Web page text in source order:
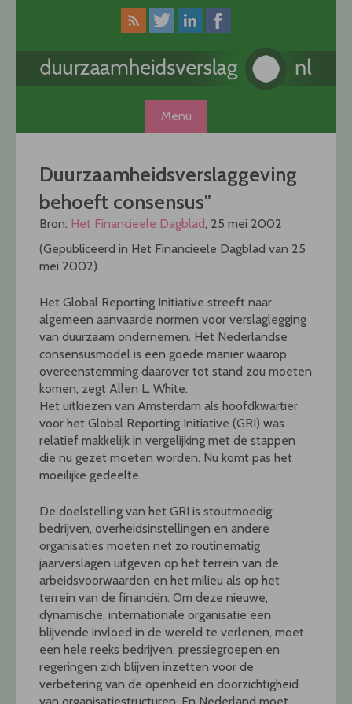
Menu
Duurzaamheidsverslaggeving
behoeft consensus"
Bron: Het Financieele Dagblad, 25 mei 2002
(Gepubliceerd in Het Financieele Dagblad van 25
mei 2002).
Het Global Reporting Initiative streeft naar
algemeen aanvaarde normen voor verslaglegging
van duurzaam ondernemen. Het Nederlandse
consensusmodel is een goede manier waarop
overeenstemming daarover tot stand zou moeten
komen, zegt Allen L. White.
Het uitkiezen van Amsterdam als hoofdkwartier
voor het Global Reporting Initiative (GRI) was
relatief makkelijk in vergelijking met de stappen
die nu gezet moeten worden. Nu komt pas het
moeilijke gedeelte.
De doelstelling van het GRI is stoutmoedig:
bedrijven, overheidsinstellingen en andere
organisaties moeten net zo routinematig
jaarverslagen uitgeven op het terrein van de
arbeidsvoorwaarden en het milieu als op het
terrein van de financiën. Om deze nieuwe,
dynamische, internationale organisatie een
blijvende invloed in de wereld te verlenen, moet
een hele reeks bedrijven, pressiegroepen en
regeringen zich blijven inzetten voor de
verbetering van de openheid en doorzichtigheid